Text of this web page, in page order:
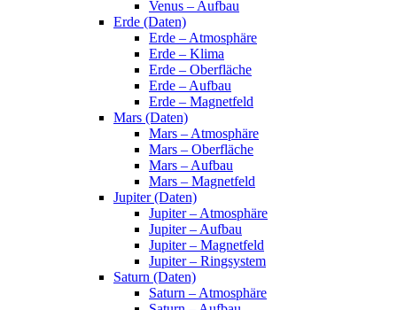
Venus – Aufbau
Erde (Daten)
Erde – Atmosphäre
Erde – Klima
Erde – Oberfläche
Erde – Aufbau
Erde – Magnetfeld
Mars (Daten)
Mars – Atmosphäre
Mars – Oberfläche
Mars – Aufbau
Mars – Magnetfeld
Jupiter (Daten)
Jupiter – Atmosphäre
Jupiter – Aufbau
Jupiter – Magnetfeld
Jupiter – Ringsystem
Saturn (Daten)
Saturn – Atmosphäre